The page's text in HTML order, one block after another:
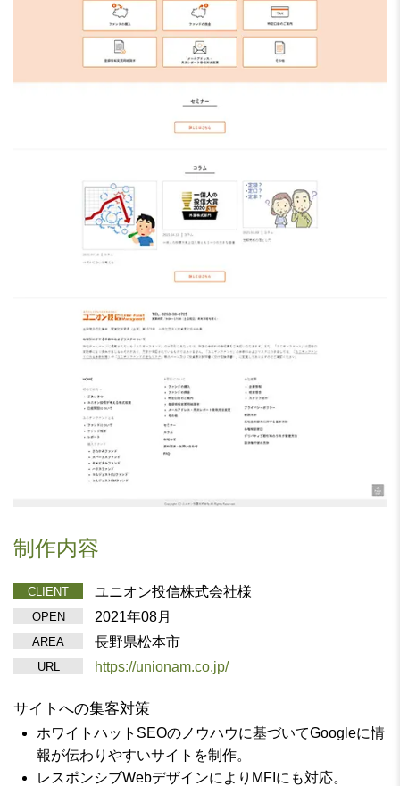
制作内容
CLIENT ユニオン投信株式会社様
OPEN 2021年08月
AREA 長野県松本市
URL https://unionam.co.jp/
サイトへの集客対策
ホワイトハットSEOのノウハウに基づいてGoogleに情
報が伝わりやすいサイトを制作。
レスポンシブWebデザインによりMFIにも対応。